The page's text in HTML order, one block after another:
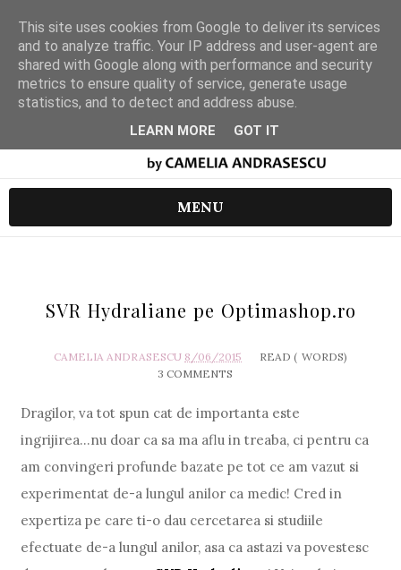
MENU
SVR Hydraliane pe Optimashop.ro
CAMELIA ANDRASESCU 8/06/2015 READ ( WORDS)
3 COMMENTS
Dragilor, va tot spun cat de importanta este
ingrijirea...nu doar ca sa ma aflu in treaba, ci pentru ca
am convingeri profunde bazate pe tot ce am vazut si
experimentat de-a lungul anilor ca medic! Cred in
expertiza pe care ti-o dau cercetarea si studiile
efectuate de-a lungul anilor, asa ca astazi va povestesc
This site uses cookies from Google to deliver its services
and to analyze traffic. Your IP address and user-agent are
shared with Google along with performance and security
metrics to ensure quality of service, generate usage
statistics, and to detect and address abuse.
LEARN MORE GOT IT